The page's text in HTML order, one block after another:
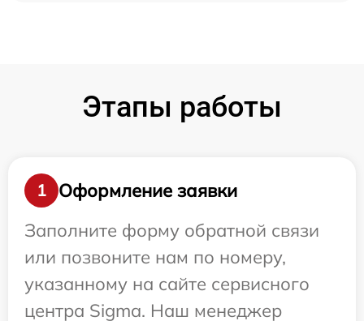
Этапы работы
1
Оформление заявки
Заполните форму обратной связи
или позвоните нам по номеру,
указанному на сайте сервисного
центра Sigma. Наш менеджер